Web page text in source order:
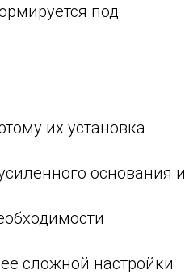
под
их установка
основания и
сложной настройки